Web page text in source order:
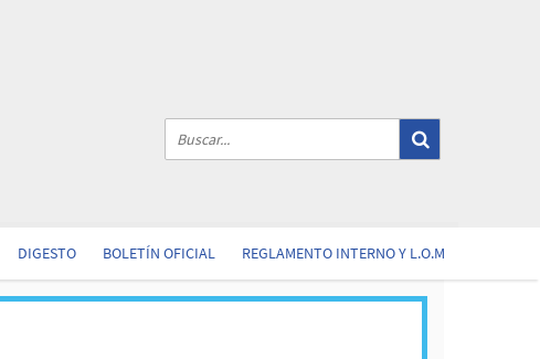
DIGESTO BOLETÍN OFICIAL REGLAMENTO INTERNO Y L.O.M